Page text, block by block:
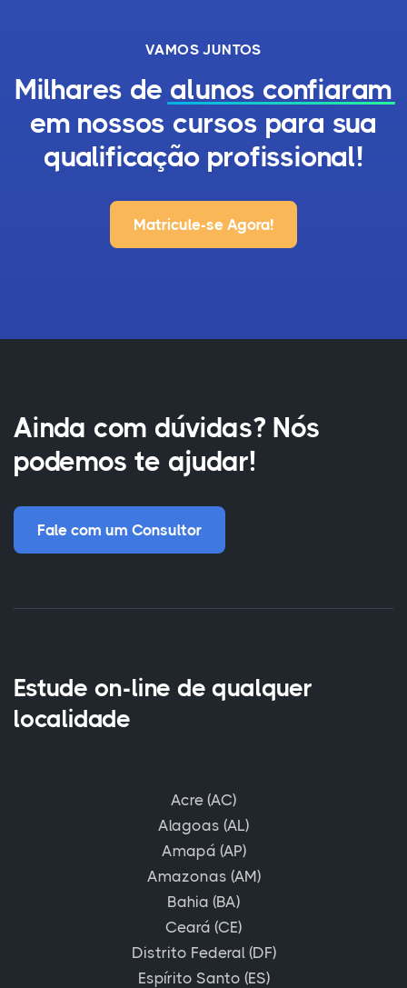
VAMOS JUNTOS
Milhares de alunos confiaram
em nossos cursos para sua
qualificação profissional!
Matricule-se Agora!
Ainda com dúvidas? Nós
podemos te ajudar!
Fale com um Consultor
Estude on-line de qualquer
localidade
Acre (AC)
Alagoas (AL)
Amapá (AP)
Amazonas (AM)
Bahia (BA)
Ceará (CE)
Distrito Federal (DF)
Espírito Santo (ES)